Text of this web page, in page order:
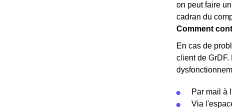
on peut faire
cadran du
Comment
En cas de
client de
Par mail à
Via